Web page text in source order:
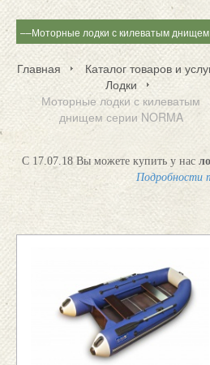
Главная
Каталог товаров и
Лодки
Моторные лодки с килеватым
днищем серии NORMA
С 17.07.18 Вы можете купить у нас
Подробности